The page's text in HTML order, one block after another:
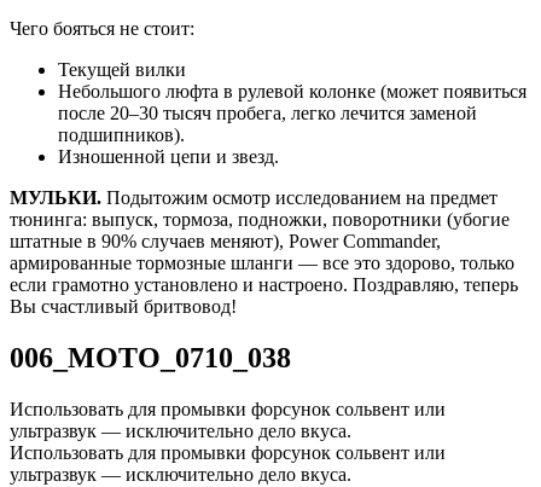
Чего бояться не стоит:
Текущей вилки
Небольшого люфта в рулевой колонке (может появиться
после 20–30 тысяч пробега, легко лечится заменой
подшипников).
Изношенной цепи и звезд.
МУЛЬКИ. Подытожим осмотр исследованием на предмет
тюнинга: выпуск, тормоза, подножки, поворотники (убогие
штатные в 90% случаев меняют), Power Commander,
армированные тормозные шланги — все это здорово, только
если грамотно установлено и настроено. Поздравляю, теперь
Вы счастливый бритвовод!
006_MOTO_0710_038
Использовать для промывки форсунок сольвент или
ультразвук — исключительно дело вкуса.
Использовать для промывки форсунок сольвент или
ультразвук — исключительно дело вкуса.